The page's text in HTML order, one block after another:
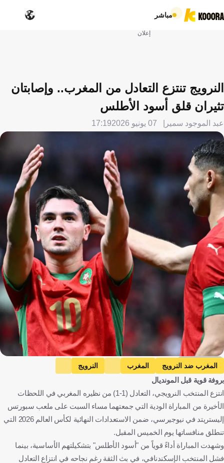
مباشر
إعلان
النرويج تنتزع التعادل من المغرب.. وإصابتان
تثيران قلق أسود الأطلس
عبد الموجود سمير 07 يونيو 2026 17:19
Getty Images
المغرب ضد النرويج المغرب
النرويج
المباريات الودية
المغرببروفة قوية قبل المونديال
انتزع المنتخب النرويجي، التعادل (1-1) من نظيره المغربي في اللحظات
الأخيرة من المباراة الودية التي جمعتهما مساء السبت على ملعب سبورتس
إليستريتد في نيوجيرسي، ضمن الاستعدادات النهائية لكأس العالم 2026 التي
تنطلق منافساتها يوم الخميس المقبل.
وشهدت المباراة أداءً قوياً من "أسود الأطلس" بتشكيلتهم الأساسية، بينما
فشل المنتخب الإسكندنافي، في بث الثقة رغم نجاحه في انتزاع التعادل